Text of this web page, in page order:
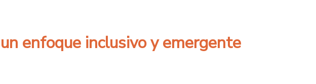
enfoque inclusivo y emergente